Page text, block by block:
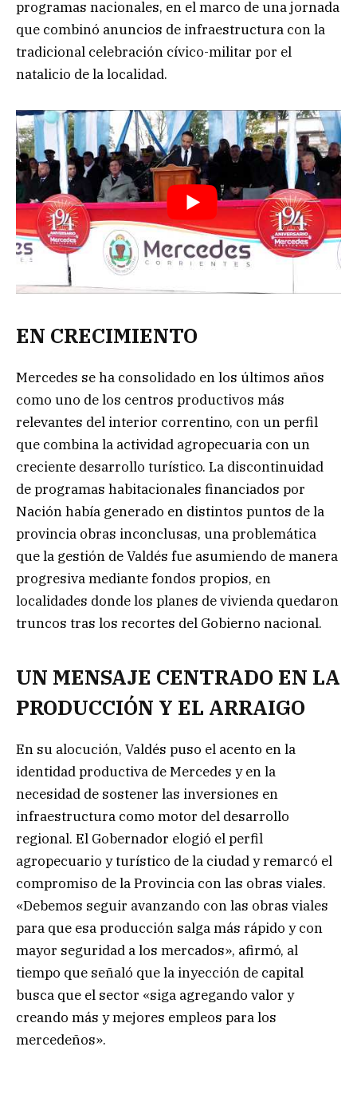
programas nacionales, en el marco de una jornada
que combinó anuncios de infraestructura con la
tradicional celebración cívico-militar por el
natalicio de la localidad.
EN CRECIMIENTO
Mercedes se ha consolidado en los últimos años
como uno de los centros productivos más
relevantes del interior correntino, con un perfil
que combina la actividad agropecuaria con un
creciente desarrollo turístico. La discontinuidad
de programas habitacionales financiados por
Nación había generado en distintos puntos de la
provincia obras inconclusas, una problemática
que la gestión de Valdés fue asumiendo de manera
progresiva mediante fondos propios, en
localidades donde los planes de vivienda quedaron
truncos tras los recortes del Gobierno nacional.
UN MENSAJE CENTRADO EN LA
PRODUCCIÓN Y EL ARRAIGO
En su alocución, Valdés puso el acento en la
identidad productiva de Mercedes y en la
necesidad de sostener las inversiones en
infraestructura como motor del desarrollo
regional. El Gobernador elogió el perfil
agropecuario y turístico de la ciudad y remarcó el
compromiso de la Provincia con las obras viales.
«Debemos seguir avanzando con las obras viales
para que esa producción salga más rápido y con
mayor seguridad a los mercados», afirmó, al
tiempo que señaló que la inyección de capital
busca que el sector «siga agregando valor y
creando más y mejores empleos para los
mercedeños».